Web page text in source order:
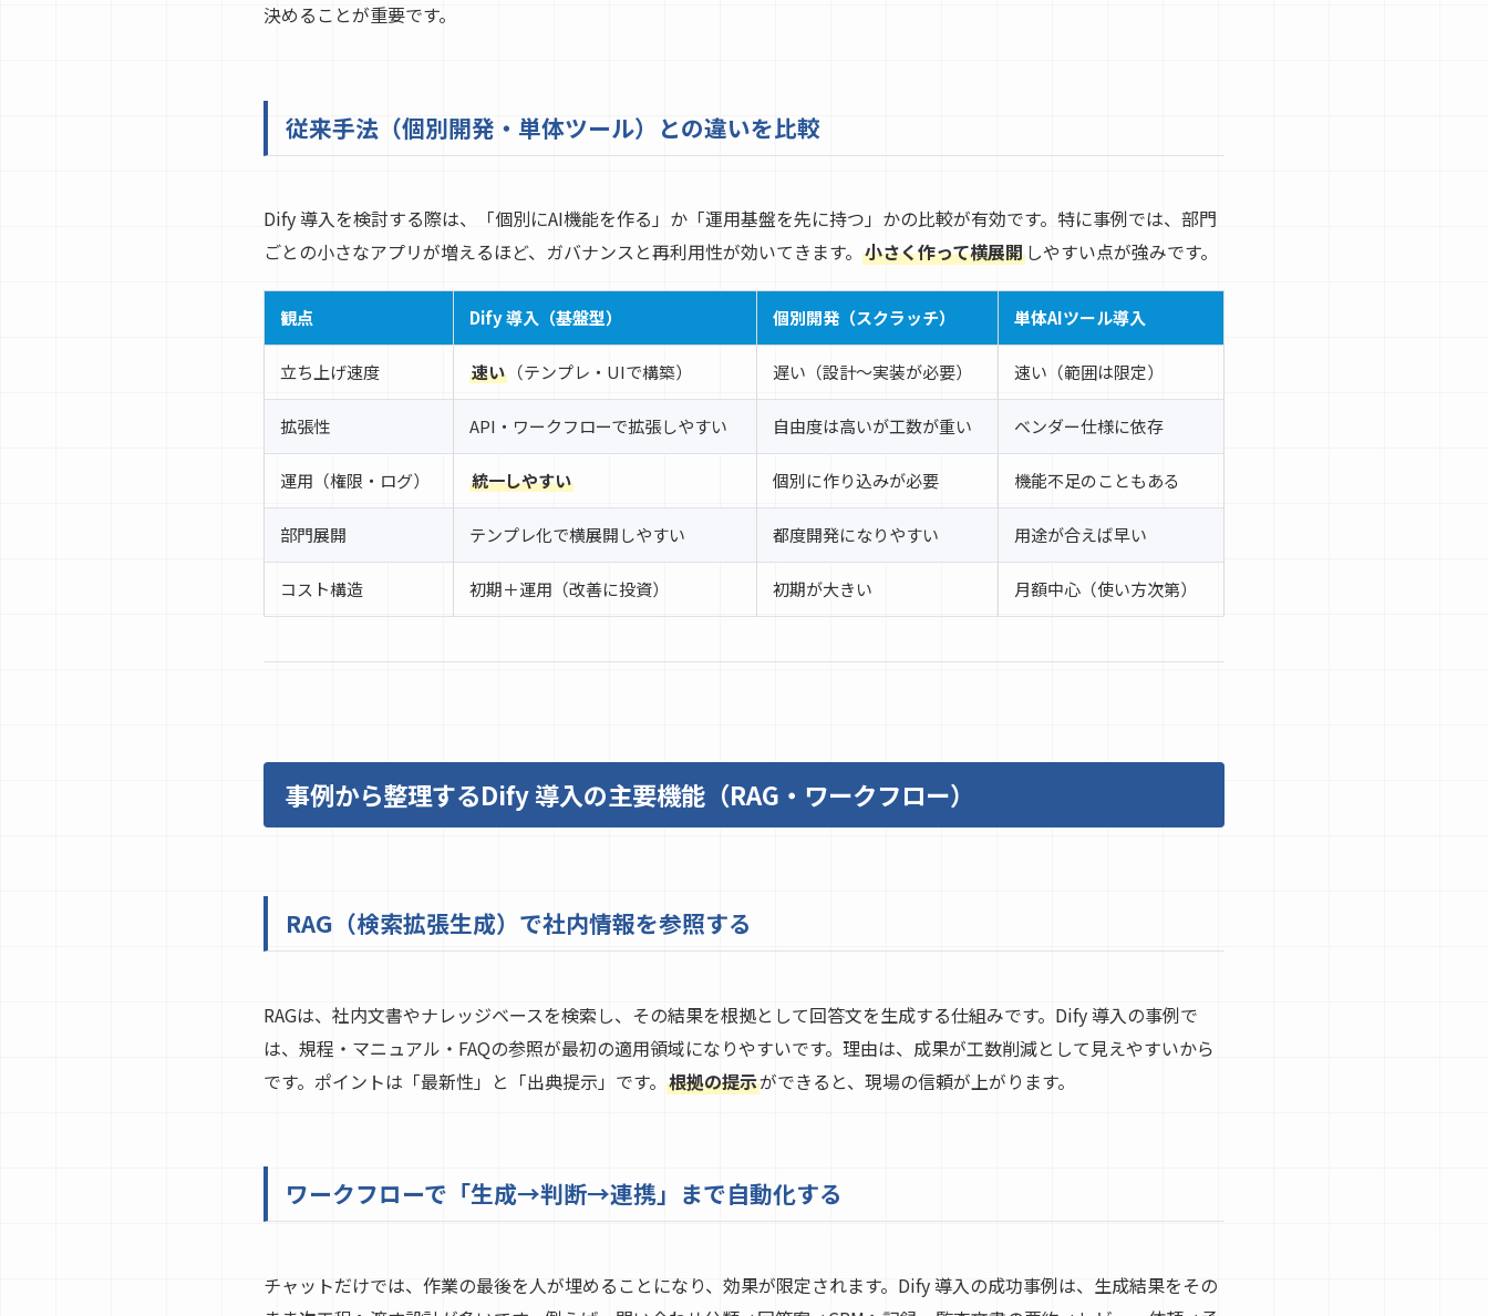
決めることが重要です。
従来手法（個別開発・単体ツール）との違いを比較
Dify 導入を検討する際は、「個別にAI機能を作る」か「運用基盤を先に持つ」かの比較が有効です。特に事例では、部門
ごとの小さなアプリが増えるほど、ガバナンスと再利用性が効いてきます。 小さく作って横展開 しやすい点が強みです。
観点 Dify 導入（基盤型） 個別開発（スクラッチ） 単体AIツール導入
立ち上げ速度 速い （テンプレ・UIで構築） 遅い（設計〜実装が必要） 速い（範囲は限定）
拡張性 API・ワークフローで拡張しやすい 自由度は高いが工数が重い ベンダー仕様に依存
運用（権限・ログ） 統一しやすい 個別に作り込みが必要 機能不足のこともある
部門展開 テンプレ化で横展開しやすい 都度開発になりやすい 用途が合えば早い
コスト構造 初期＋運用（改善に投資） 初期が大きい 月額中心（使い方次第）
事例から整理するDify 導入の主要機能（RAG・ワークフロー）
RAG（検索拡張生成）で社内情報を参照する
RAGは、社内文書やナレッジベースを検索し、その結果を根拠として回答文を生成する仕組みです。Dify 導入の事例で
は、規程・マニュアル・FAQの参照が最初の適用領域になりやすいです。理由は、成果が工数削減として見えやすいから
です。ポイントは「最新性」と「出典提示」です。 根拠の提示ができると、現場の信頼が上がります。
ワークフローで「生成→判断→連携」まで自動化する
チャットだけでは、作業の最後を人が埋めることになり、効果が限定されます。Dify 導入の成功事例は、生成結果をその